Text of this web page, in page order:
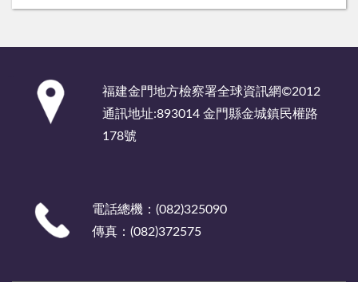
福建金門地方檢察署全球資訊網©2012
通訊地址:893014 金門縣金城鎮民權路
178號
電話總機：(082)325090
傳真：(082)372575